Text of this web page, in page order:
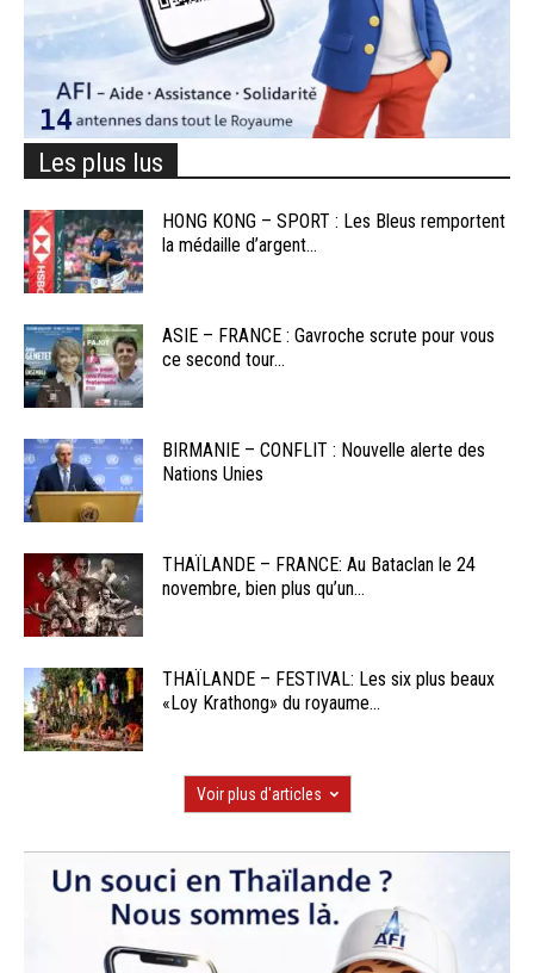
Les plus lus
HONG KONG – SPORT : Les Bleus remportent
la médaille d’argent...
ASIE – FRANCE : Gavroche scrute pour vous
ce second tour...
BIRMANIE – CONFLIT : Nouvelle alerte des
Nations Unies
THAÏLANDE – FRANCE: Au Bataclan le 24
novembre, bien plus qu’un...
THAÏLANDE – FESTIVAL: Les six plus beaux
«Loy Krathong» du royaume...
Voir plus d'articles